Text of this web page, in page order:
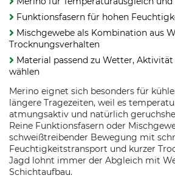
Funktionsfasern für hohen
Mischgewebe als Kombination aus
Trocknungsverhalten
Material passend zu Wetter,
wählen
Merino eignet sich besonders für
längere Tragezeiten, weil es
atmungsaktiv und natürlich
Reine Funktionsfasern oder
schweißtreibender Bewegung mit
Feuchtigkeitstransport und kurzer
Jagd lohnt immer der Abgleich mit
Schichtaufbau.